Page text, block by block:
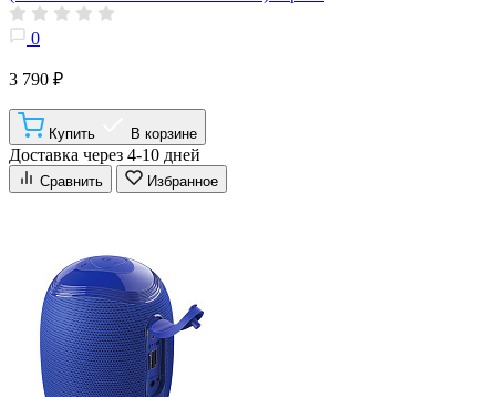
0
3 790 ₽
Купить В корзине
Доставка через 4-10 дней
Сравнить Избранное